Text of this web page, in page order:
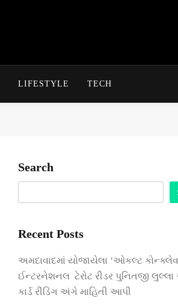
LIFESTYLE TECH
Search
Recent Posts
અમદાવાદમાં યોજાયેલા ‘ઓકલ્ટ કોન્ક્લેવ
ઈન્ટરનેશનલ ટેરોટ રીડર પુનિતજી લુલ્લા
કાર્ડ રીડિંગ અંગે માહિતી આપી